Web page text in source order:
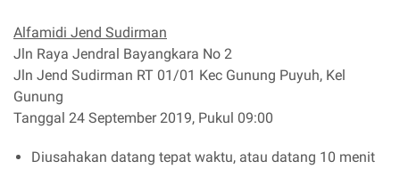
Alfamidi Jend Sudirman
Jln Raya Jendral Bayangkara No 2
Jln Jend Sudirman RT 01/01 Kec Gunung Puyuh, Kel
Gunung
Tanggal 24 September 2019, Pukul 09:00
Diusahakan datang tepat waktu, atau datang 10 menit